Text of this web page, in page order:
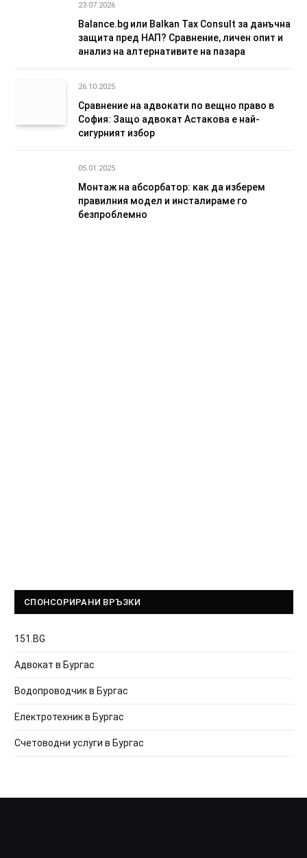
23.07.2026
Balance.bg или Balkan Tax Consult за данъчна
защита пред НАП? Сравнение, личен опит и
анализ на алтернативите на пазара
26.10.2025
Сравнение на адвокати по вещно право в
София: Защо адвокат Астакова е най-
сигурният избор
05.01.2025
Монтаж на абсорбатор: как да изберем
правилния модел и инсталираме го
безпроблемно
СПОНСОРИРАНИ ВРЪЗКИ
151.BG
Адвокат в Бургас
Водопроводчик в Бургас
Електротехник в Бургас
Счетоводни услуги в Бургас